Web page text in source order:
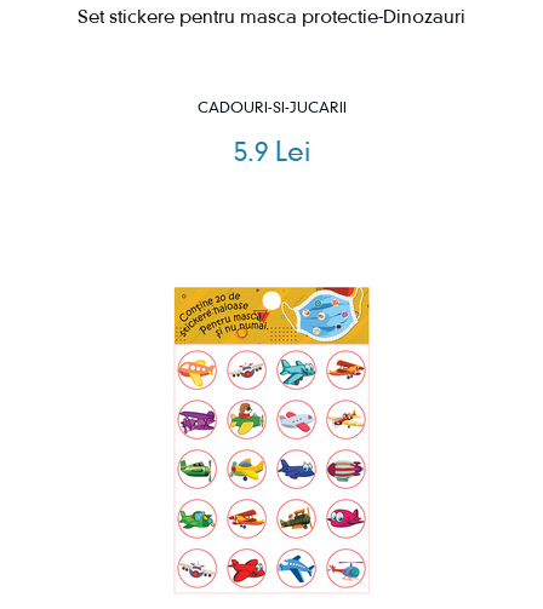
Set stickere pentru masca protectie-Dinozauri
CADOURI-SI-JUCARII
5.9 Lei